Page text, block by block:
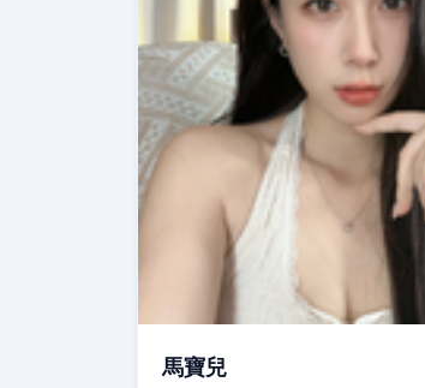
馬寶兒